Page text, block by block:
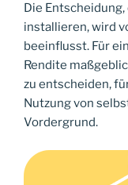
Die
installieren, wird
beeinflusst. Für
Rendite
zu entscheiden,
Nutzung von
Vordergrund.